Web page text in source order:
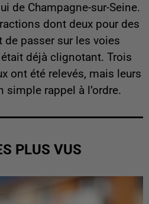
de Champagne-sur-Seine.
dont deux pour des
passer sur les voies
déjà clignotant. Trois
ont été relevés, mais leurs
simple rappel à l’ordre.
PLUS VUS